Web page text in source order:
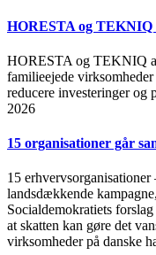
HORESTA og TEKNIQ
HORESTA og TEKNIQ
familieejede
reducere investeringer og
2026
15 organisationer går
15
landsdækkende
Socialdemokratiets
at skatten kan gøre det
virksomheder på danske